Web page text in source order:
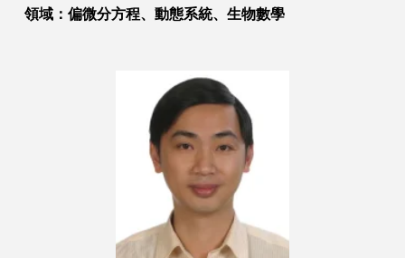
領域：偏微分方程、動態系統、生物數學